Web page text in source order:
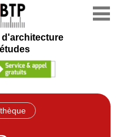
d'architecture